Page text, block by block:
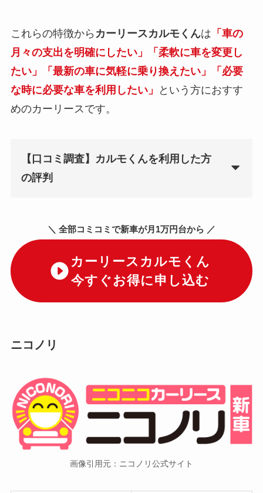
これらの特徴から カーリースカルモくんは 「車の
月々の支出を明確にしたい」「柔軟に車を変更し
たい」「最新の車に気軽に乗り換えたい」「必要
な時に必要な車を利用したい」
という方におすす
めのカーリースです。
【口コミ調査】カルモくんを利用した方
の評判
＼ 全部コミコミで新車が月1万円台から ／
カーリースカルモくん
今すぐお得に申し込む
ニコノリ
画像引用元：ニコノリ公式サイト